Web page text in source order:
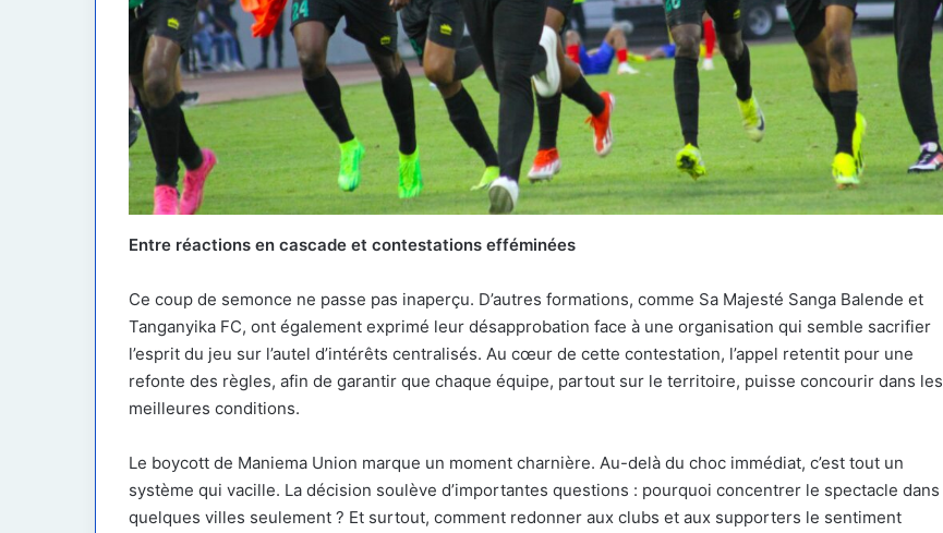
Entre réactions en cascade et contestations efféminées
Ce coup de semonce ne passe pas inaperçu. D’autres formations, comme Sa Majesté Sanga Balende et
Tanganyika FC, ont également exprimé leur désapprobation face à une organisation qui semble sacrifier
l’esprit du jeu sur l’autel d’intérêts centralisés. Au cœur de cette contestation, l’appel retentit pour une
refonte des règles, afin de garantir que chaque équipe, partout sur le territoire, puisse concourir dans les
meilleures conditions.
Le boycott de Maniema Union marque un moment charnière. Au-delà du choc immédiat, c’est tout un
système qui vacille. La décision soulève d’importantes questions : pourquoi concentrer le spectacle dans
quelques villes seulement ? Et surtout, comment redonner aux clubs et aux supporters le sentiment